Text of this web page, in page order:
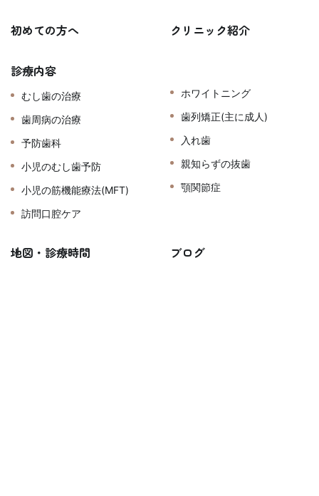
初めての方へ クリニック紹介
診療内容
むし歯の治療
歯周病の治療
予防歯科
小児のむし歯予防
小児の筋機能療法(MFT)
訪問口腔ケア
ホワイトニング
歯列矯正(主に成人)
入れ歯
親知らずの抜歯
顎関節症
地図・診療時間 ブログ